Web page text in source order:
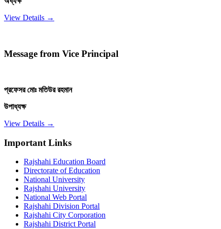
View Details →
Message from Vice Principal
প্রফেসর মোঃ মতিউর রহমান
উপাধ্যক্ষ
View Details →
Important Links
Rajshahi Education Board
Directorate of Education
National University
Rajshahi University
National Web Portal
Rajshahi Division Portal
Rajshahi City Corporation
Rajshahi District Portal